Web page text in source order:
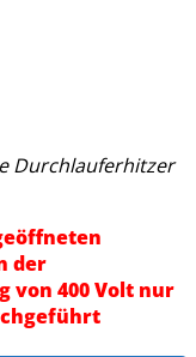
Durchlauferhitzer
der
von 400 Volt nur